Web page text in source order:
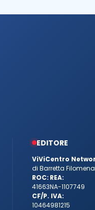
EDITORE
ViViCentro
di Barretta Filomena
ROC:
41663
REA:
NA-1107749
CF/P. IVA:
10464981215